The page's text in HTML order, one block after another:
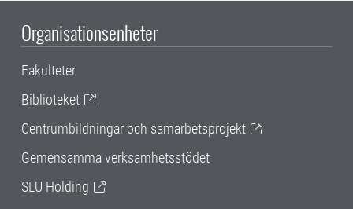
Organisationsenheter
Fakulteter
Biblioteket
Centrumbildningar och samarbetsprojekt
Gemensamma verksamhetsstödet
SLU Holding